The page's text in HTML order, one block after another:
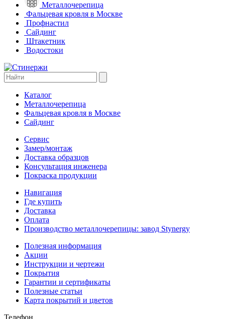
Металлочерепица
Фальцевая кровля в Москве
Профнастил
Сайдинг
Штакетник
Водостоки
Каталог
Металлочерепица
Фальцевая кровля в Москве
Сайдинг
Сервис
Замер/монтаж
Доставка образцов
Консультация инженера
Покраска продукции
Навигация
Где купить
Доставка
Оплата
Производство металлочерепицы: завод Stynergy
Полезная информация
Акции
Инструкции и чертежи
Покрытия
Гарантии и сертификаты
Полезные статьи
Карта покрытий и цветов